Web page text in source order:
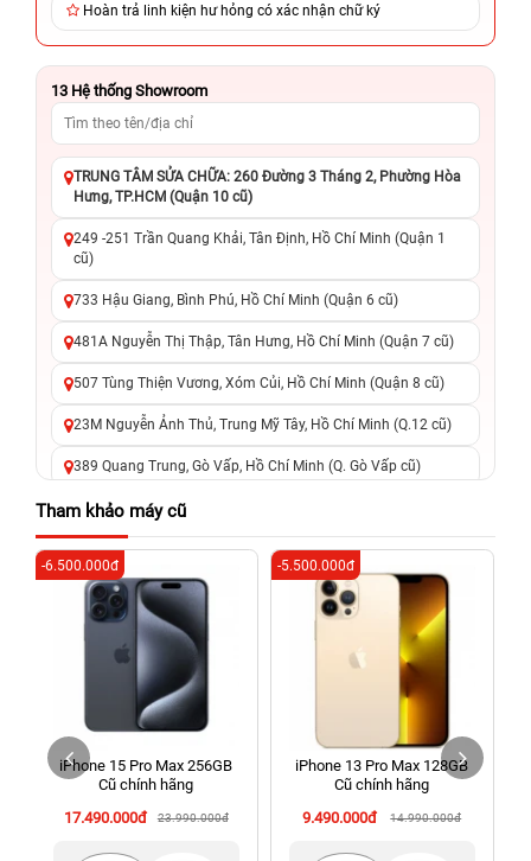
Hoàn trả linh kiện hư hỏng có xác nhận chữ ký
13 Hệ thống Showroom
TRUNG TÂM SỬA CHỮA: 260 Đường 3 Tháng 2, Phường Hòa
Hưng, TP.HCM (Quận 10 cũ)
249 -251 Trần Quang Khải, Tân Định, Hồ Chí Minh (Quận 1
cũ)
733 Hậu Giang, Bình Phú, Hồ Chí Minh (Quận 6 cũ)
481A Nguyễn Thị Thập, Tân Hưng, Hồ Chí Minh (Quận 7 cũ)
507 Tùng Thiện Vương, Xóm Củi, Hồ Chí Minh (Quận 8 cũ)
23M Nguyễn Ảnh Thủ, Trung Mỹ Tây, Hồ Chí Minh (Q.12 cũ)
389 Quang Trung, Gò Vấp, Hồ Chí Minh (Q. Gò Vấp cũ)
625 - 625A Âu Cơ, Tân Phú, Hồ Chí Minh (Quận Tân Phú cũ)
326 Lê Văn Việt, Tăng Nhơn Phú, Hồ Chí Minh (Q.9 TP. Thủ
Đức cũ)
256 Võ Văn Ngân, Thủ Đức, Hồ Chí Minh (Bình Thọ, TP. Thủ
70 Nguyễn An Ninh, Dĩ An, Hồ Chí Minh (Bình Dương Cũ)
24h Vũng Tàu: 162A Ba Cu, Vũng Tàu, Hồ Chí Minh (TP. Vũng
Tàu cũ)
198 Hoàng Văn Thụ, Tân Sơn Nhất, Hồ Chí Minh (Tân Bình
Tham khảo máy cũ
iPhone 15 Pro Max 256GB
Cũ chính hãng
17.490.000đ
23.990.000đ
-6.500.000đ
iPhone 13 Pro Max 128GB
Cũ chính hãng
9.490.000đ
14.990.000đ
-5.500.000đ